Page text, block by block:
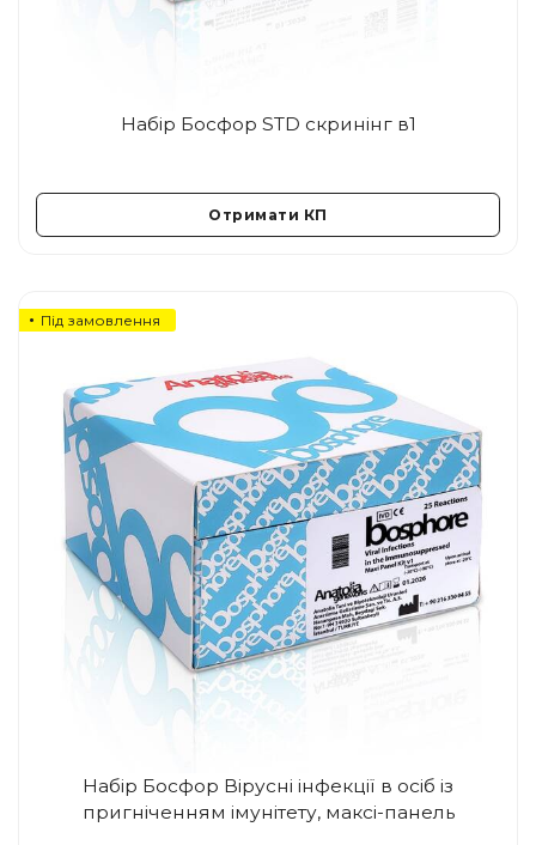
Набір Босфор STD скринінг в1
Отримати КП
Під замовлення
Набір Босфор Вірусні інфекції в осіб із
пригніченням імунітету, максі-панель